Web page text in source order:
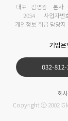
대표 : 김영광 본사·
2054 사업자번
개인정보 취급 담당
기업
032-
회
Copyright ⓒ 2002